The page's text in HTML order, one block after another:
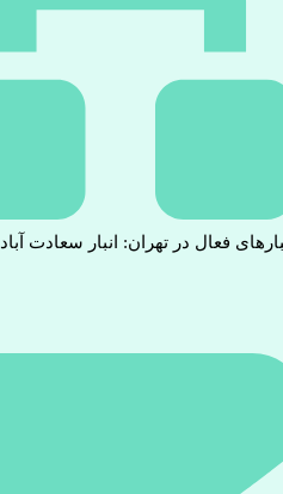
فعال در تهران: انبار سعادت آباد